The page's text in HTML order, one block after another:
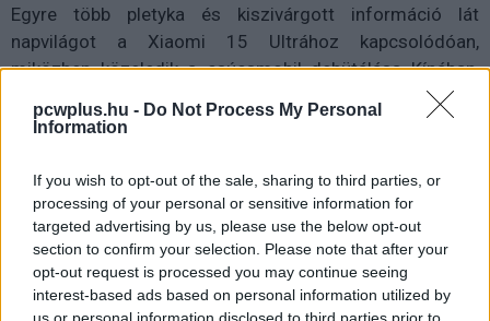
pcwplus.hu - Do Not Process My Personal
Information
If you wish to opt-out of the sale, sharing to third parties, or
processing of your personal or sensitive information for
targeted advertising by us, please use the below opt-out
section to confirm your selection. Please note that after your
opt-out request is processed you may continue seeing
interest-based ads based on personal information utilized by
us or personal information disclosed to third parties prior to
Egyre több pletyka és kiszivárgott információ lát
napvilágot a Xiaomi 15 Ultrához kapcsolódóan,
miközben közeledik a csúcsmobil debütálása Kínában,
amelyre várhatóan február 26-án kerül sor. Bár a pontos
dátumot még nem erősítették meg a gyártó hazai
készülék március 2-án mutatkozik be világszerte.
Ez az időpont nem véletlen, hiszen egy nappal az MWC
(Mobile World Congress) kezdete előtt esedékes, így jó
eséllyel Barcelonában, a nagy mobilos esemény
helyszínén tartják majd a bemutatót. A korábbi trendeket